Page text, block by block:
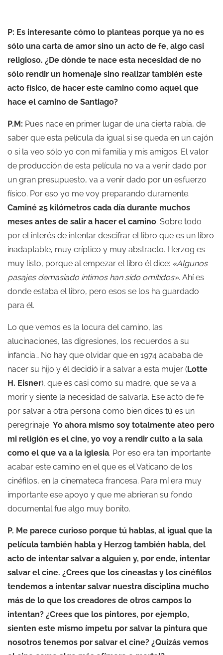
P: Es interesante cómo lo planteas porque ya no es
sólo una carta de amor sino un acto de fe, algo casi
religioso. ¿De dónde te nace esta necesidad de no
sólo rendir un homenaje sino realizar también este
acto físico, de hacer este camino como aquel que
hace el camino de Santiago?
P.M: Pues nace en primer lugar de una cierta rabia, de
saber que esta película da igual si se queda en un cajón
o si la veo sólo yo con mi familia y mis amigos. El valor
de producción de esta película no va a venir dado por
un gran presupuesto, va a venir dado por un esfuerzo
físico. Por eso yo me voy preparando duramente.
Caminé 25 kilómetros cada día durante muchos
meses antes de salir a hacer el camino. Sobre todo
por el interés de intentar descifrar el libro que es un libro
inadaptable, muy críptico y muy abstracto. Herzog es
muy listo, porque al empezar el libro él dice: «Algunos
pasajes demasiado íntimos han sido omitidos». Ahí es
donde estaba el libro, pero esos se los ha guardado
para él.
Lo que vemos es la locura del camino, las
alucinaciones, las digresiones, los recuerdos a su
infancia… No hay que olvidar que en 1974 acababa de
nacer su hijo y él decidió ir a salvar a esta mujer (Lotte
H. Eisner), que es casi como su madre, que se va a
morir y siente la necesidad de salvarla. Ese acto de fe
por salvar a otra persona como bien dices tú es un
peregrinaje. Yo ahora mismo soy totalmente ateo pero
mi religión es el cine, yo voy a rendir culto a la sala
como el que va a la iglesia. Por eso era tan importante
acabar este camino en el que es el Vaticano de los
cinéfilos, en la cinemateca francesa. Para mí era muy
importante ese apoyo y que me abrieran su fondo
documental fue algo muy bonito.
P. Me parece curioso porque tú hablas, al igual que la
película también habla y Herzog también habla, del
acto de intentar salvar a alguien y, por ende, intentar
salvar el cine. ¿Crees que los cineastas y los cinéfilos
tendemos a intentar salvar nuestra disciplina mucho
más de lo que los creadores de otros campos lo
intentan? ¿Crees que los pintores, por ejemplo,
sienten este mismo ímpetu por salvar la pintura que
nosotros tenemos por salvar el cine? ¿Quizás vemos